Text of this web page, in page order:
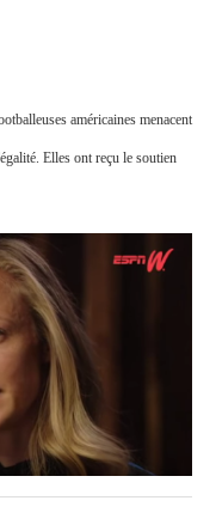
américaines menacent
Elles ont reçu le soutien